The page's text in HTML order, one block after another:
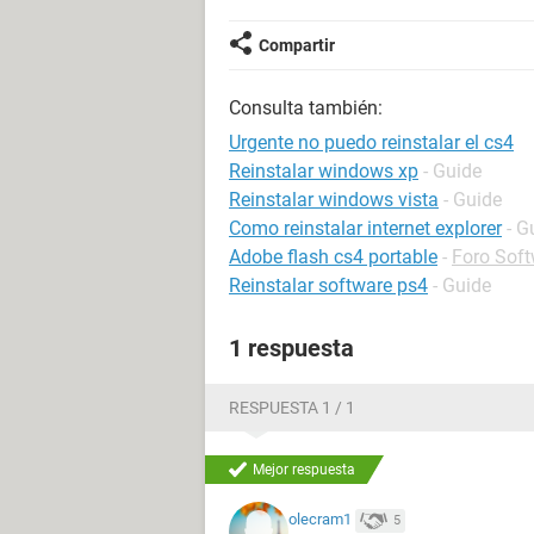
Compartir
Consulta también:
Urgente no puedo reinstalar el cs4
Reinstalar windows xp - Guide
Reinstalar windows vista - Guide
Como reinstalar internet explorer -
Adobe flash cs4 portable - Foro
Reinstalar software ps4 - Guide
1 respuesta
RESPUESTA 1 / 1
Mejor respuesta
olecram1 5